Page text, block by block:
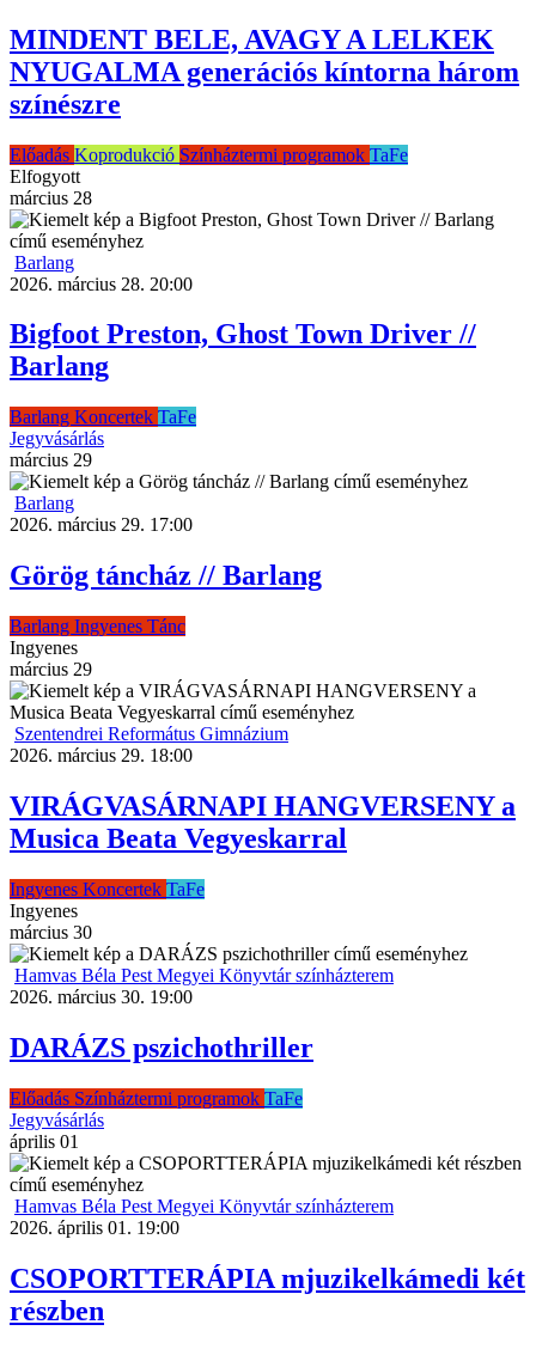
MINDENT BELE, AVAGY A LELKEK
NYUGALMA generációs kíntorna három
színészre
Előadás Koprodukció Színháztermi programok TaFe
Elfogyott
március 28
Barlang
2026. március 28. 20:00
Bigfoot Preston, Ghost Town Driver //
Barlang
Barlang Koncertek TaFe
Jegyvásárlás
március 29
Barlang
2026. március 29. 17:00
Görög táncház // Barlang
Barlang Ingyenes Tánc
Ingyenes
március 29
Szentendrei Református Gimnázium
2026. március 29. 18:00
VIRÁGVASÁRNAPI HANGVERSENY a
Musica Beata Vegyeskarral
Ingyenes Koncertek TaFe
Ingyenes
március 30
Hamvas Béla Pest Megyei Könyvtár színházterem
2026. március 30. 19:00
DARÁZS pszichothriller
Előadás Színháztermi programok TaFe
Jegyvásárlás
április 01
Hamvas Béla Pest Megyei Könyvtár színházterem
2026. április 01. 19:00
CSOPORTTERÁPIA mjuzikelkámedi két
részben